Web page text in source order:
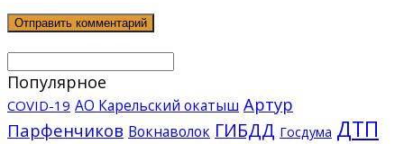
Популярное
COVID-19 АО Карельский окатыш Артур
Парфенчиков Вокнаволок ГИБДД Госдума ДТП